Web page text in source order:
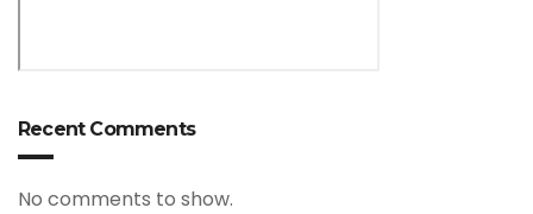
Recent Comments
No comments to show.